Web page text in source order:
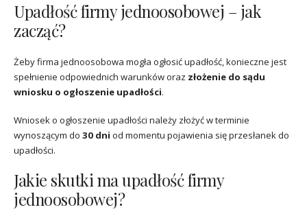
Upadłość firmy jednoosobowej – jak
zacząć?
Żeby firma jednoosobowa mogła ogłosić upadłość, konieczne jest
spełnienie odpowiednich warunków oraz złożenie do sądu
wniosku o ogłoszenie upadłości.
Wniosek o ogłoszenie upadłości należy złożyć w terminie
wynoszącym do 30 dni od momentu pojawienia się przesłanek do
upadłości.
Jakie skutki ma upadłość firmy
jednoosobowej?